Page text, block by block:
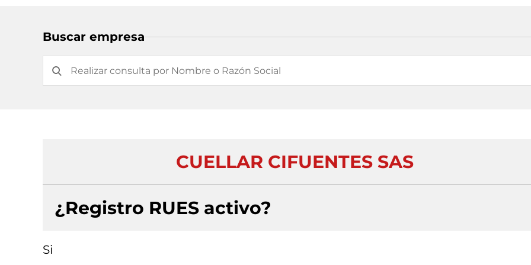
Buscar empresa
CUELLAR CIFUENTES SAS
¿Registro RUES activo?
Si